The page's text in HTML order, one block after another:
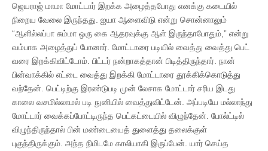
ஜெயராஜ் மாமா மோட்டார் இறக்க அழைத்தபோது எனக்கு கடையில்
நிறைய வேலை இருந்தது. ஐயா ஆளைவிடு என்று சொன்னாலும்
“ஆளில்லப்பா சும்மா ஒரு கை ஆதரவுக்கு ஆள் இருந்தாபோதும்,” என்று
வம்பாக அழைத்துப் போனார். மோட்டாரை படியில் வைத்து வைத்து பெட்
வரை இறக்கிவிட்டோம். பிட்டர் நன்றாகத்தான் பிடித்திருந்தார். நான்
பின்வாக்கில் எட்டை வைத்து இறக்கி மோட்டாரை தூக்கிக்கொடுத்து
வந்தேன். பெட்டிற்கு இரண்டுபடி முன் லேசாக மோட்டார் சரிய இடது
காலை வசமில்லாமல் படி நுனியில் வைத்துவிட்டேன். அப்படியே மல்லாந்து
மோட்டார் வைக்கப்போட்டிருந்த பெட்கட்டையில் விழுந்தேன். போல்ட்டில்
விழுந்திருந்தால் பின் மண்டையைத் துளைத்து தலைக்குள்
புகுந்திருக்கும். அந்த நிமிடமே காலியாகி இருப்பேன். யார் செய்த